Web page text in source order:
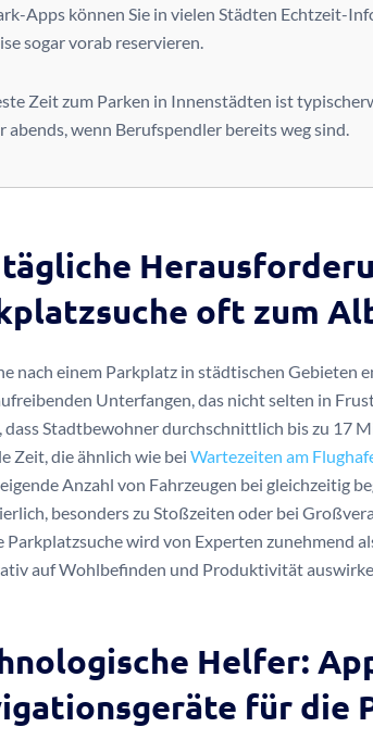
Apps können Sie in vielen Städten Echtzeit-
sogar vorab reservieren.
Zeit zum Parken in Innenstädten ist
abends, wenn Berufspendler bereits weg sind.
oft zum
nach einem Parkplatz in städtischen
Unterfangen, das nicht selten in
dass Stadtbewohner durchschnittlich bis zu 17
Zeit, die ähnlich wie bei Wartezeiten am
Anzahl von Fahrzeugen bei gleichzeitig
besonders zu Stoßzeiten oder bei
Parkplatzsuche wird von Experten zunehmend
auf Wohlbefinden und Produktivität
Helfer:
für die